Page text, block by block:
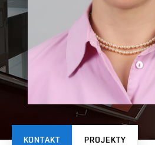
KONTAKT PROJEKTY